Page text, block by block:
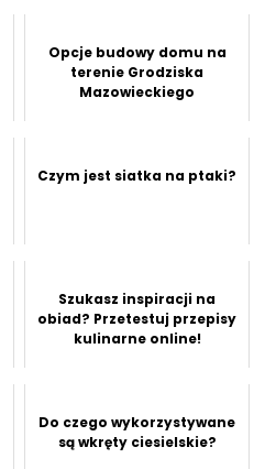
Opcje budowy domu na
terenie Grodziska
Mazowieckiego
Czym jest siatka na ptaki?
Szukasz inspiracji na
obiad? Przetestuj przepisy
kulinarne online!
Do czego wykorzystywane
są wkręty ciesielskie?